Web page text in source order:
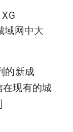
域网中大
的新成
在现有的城